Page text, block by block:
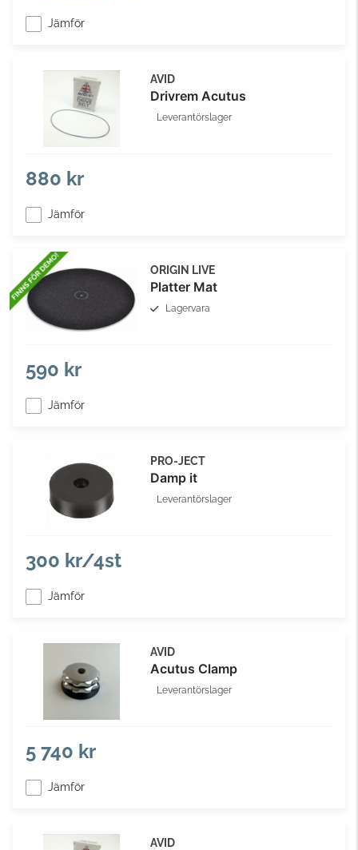
Jämför
AVID
Drivrem Acutus
Leverantörslager
880 kr
Jämför
ORIGIN LIVE
Platter Mat
Lagervara
590 kr
Jämför
PRO-JECT
Damp it
Leverantörslager
300 kr/4st
Jämför
AVID
Acutus Clamp
Leverantörslager
5 740 kr
Jämför
AVID